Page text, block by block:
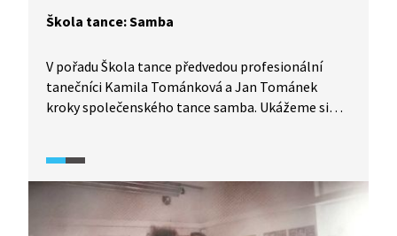
Škola tance: Samba
V pořadu Škola tance předvedou profesionální
tanečníci Kamila Tománková a Jan Tománek
kroky společenského tance samba. Ukážeme si
naučit.